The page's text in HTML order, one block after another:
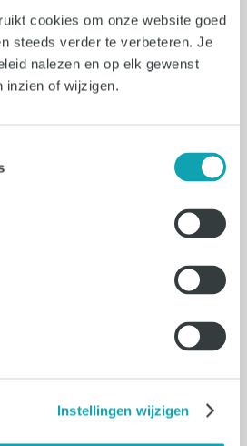
cookies om onze website goed
steeds verder te verbeteren. Je
nalezen en op elk gewenst
inzien of wijzigen.
Instellingen wijzigen
&
campagnes |